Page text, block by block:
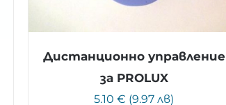
Дистанционно управление
за PROLUX
5.10 € (9.97 лв)